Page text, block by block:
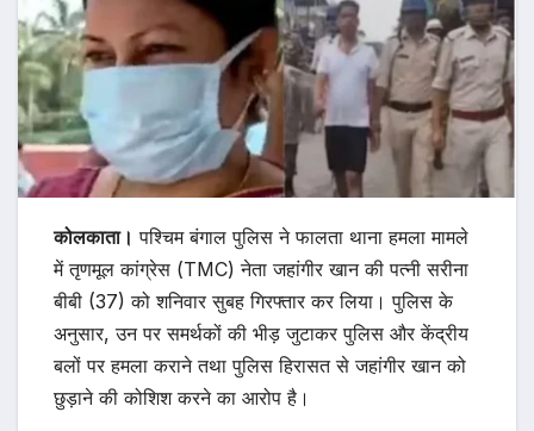
कोलकाता। पश्चिम बंगाल पुलिस ने फालता थाना हमला मामले
में तृणमूल कांग्रेस (TMC) नेता जहांगीर खान की पत्नी सरीना
बीबी (37) को शनिवार सुबह गिरफ्तार कर लिया। पुलिस के
अनुसार, उन पर समर्थकों की भीड़ जुटाकर पुलिस और केंद्रीय
बलों पर हमला कराने तथा पुलिस हिरासत से जहांगीर खान को
छुड़ाने की कोशिश करने का आरोप है।